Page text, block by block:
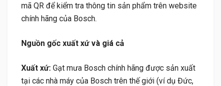
mã QR để kiểm tra thông tin sản phẩm trên website
chính hãng của Bosch.
Nguồn gốc xuất xứ và giá cả
Xuất xứ: Gạt mưa Bosch chính hãng được sản xuất
tại các nhà máy của Bosch trên thế giới (ví dụ Đức,